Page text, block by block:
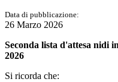
Data di pubblicazione:
26 Marzo 2026
Seconda lista d'attesa nidi
2026
Si ricorda che: